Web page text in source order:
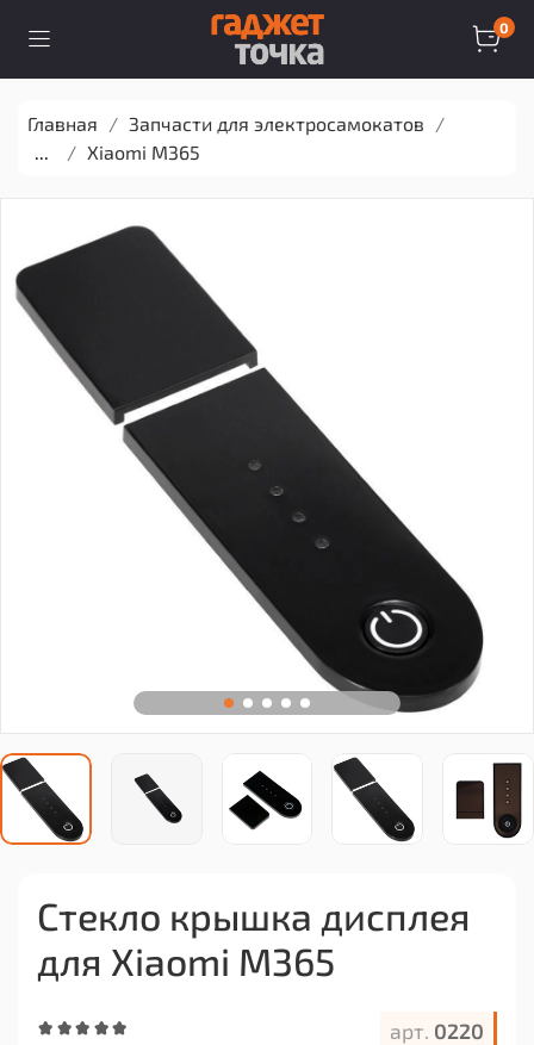
0
Главная
Запчасти для электросамокатов
...
Xiaomi M365
арт. 0220
Стекло крышка дисплея
для Xiaomi M365